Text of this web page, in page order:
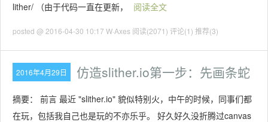
lither/ （由于代码一直在更新，
阅读全文
posted @ 2016-04-30 10:17 W·Axes 阅读(2071) 评论(1) 推荐(3)
2016年4月29日 仿造slither.io第一步：先画条蛇
摘要： 前言 最近 "slither.io" 貌似特别火，中午的时候，同事们都
在玩，包括我自己也是玩的不亦乐乎。 好久好久没折腾过canvas